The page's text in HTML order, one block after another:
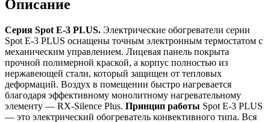
Описание
Серия Spot E-3 PLUS. Электрические обогреватели серии
Spot Е-3 PLUS оснащены точным электронным термостатом с
механическим управлением. Лицевая панель покрыта
прочной полимерной краской, а корпус полностью из
нержавеющей стали, который защищен от тепловых
деформаций. Воздух в помещении быстро нагревается
благодаря эффективному монолитному нагревательному
элементу — RX-Silence Plus. Принцип работы Spot Е-3 PLUS
— это электрический обогреватель конвективного типа. Вся